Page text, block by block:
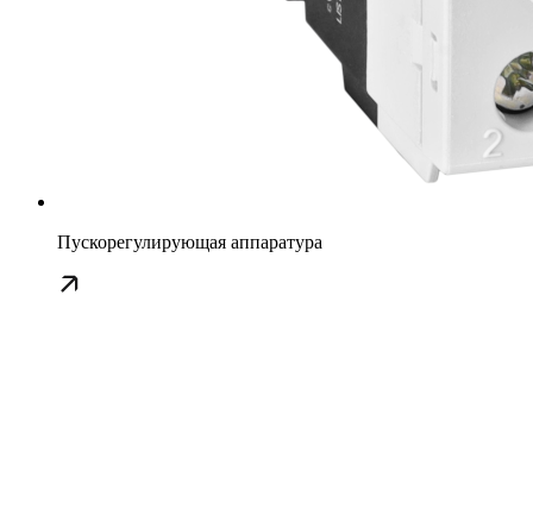
Пускорегулирующая аппаратура